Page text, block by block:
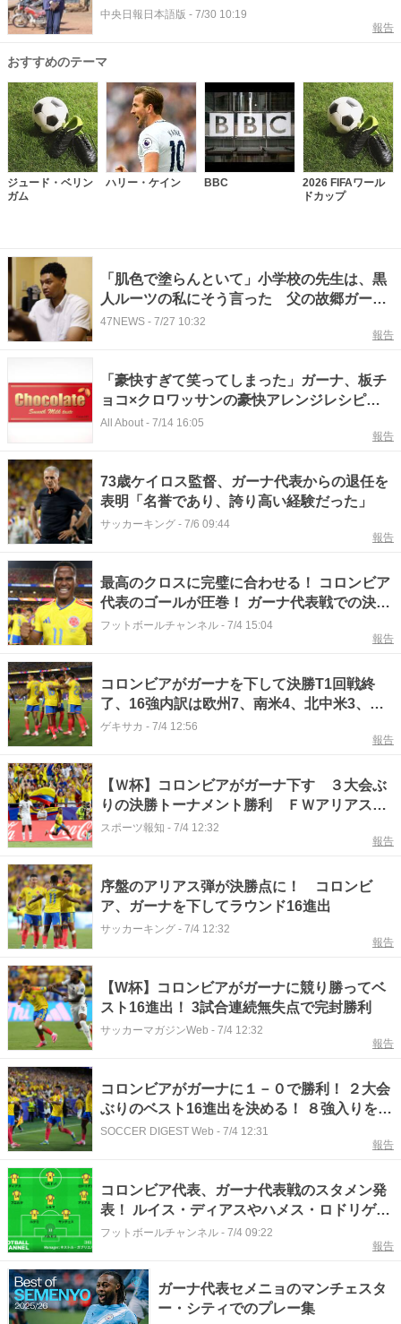
中央日報日本語版 - 7/30 10:19
報告
おすすめのテーマ
ジュード・ベリン
ガム
ハリー・ケイン BBC
2026 FIFAワール
ドカップ
「肌色で塗らんといて」小学校の先生は、黒
人ルーツの私にそう言った 父の故郷ガーナ
を訪れ、日本人の母と話して考えたこと【多
47NEWS - 7/27 10:32
報告
「豪快すぎて笑ってしまった」ガーナ、板チ
ョコ×クロワッサンの豪快アレンジレシピ紹
介「絶対おいしい」
All About - 7/14 16:05
報告
73歳ケイロス監督、ガーナ代表からの退任を
表明「名誉であり、誇り高い経験だった」
サッカーキング - 7/6 09:44
報告
最高のクロスに完璧に合わせる！ コロンビア
代表のゴールが圧巻！ ガーナ代表戦での決勝
点
フットボールチャンネル - 7/4 15:04
報告
コロンビアがガーナを下して決勝T1回戦終
了、16強内訳は欧州7、南米4、北中米3、ア
フリカ2、アジアは0
ゲキサカ - 7/4 12:56
報告
【Ｗ杯】コロンビアがガーナ下す ３大会ぶ
りの決勝トーナメント勝利 ＦＷアリアスが
決勝ゴール
スポーツ報知 - 7/4 12:32
報告
序盤のアリアス弾が決勝点に！ コロンビ
ア、ガーナを下してラウンド16進出
サッカーキング - 7/4 12:32
報告
【W杯】コロンビアがガーナに競り勝ってベ
スト16進出！ 3試合連続無失点で完封勝利
サッカーマガジンWeb - 7/4 12:32
報告
コロンビアがガーナに１－０で勝利！ ２大会
ぶりのベスト16進出を決める！ ８強入りを懸
けてスイスと激突【W杯】
SOCCER DIGEST Web - 7/4 12:31
報告
コロンビア代表、ガーナ代表戦のスタメン発
表！ ルイス・ディアスやハメス・ロドリゲス
らが先発
フットボールチャンネル - 7/4 09:22
報告
ガーナ代表セメニョのマンチェスタ
ー・シティでのプレー集